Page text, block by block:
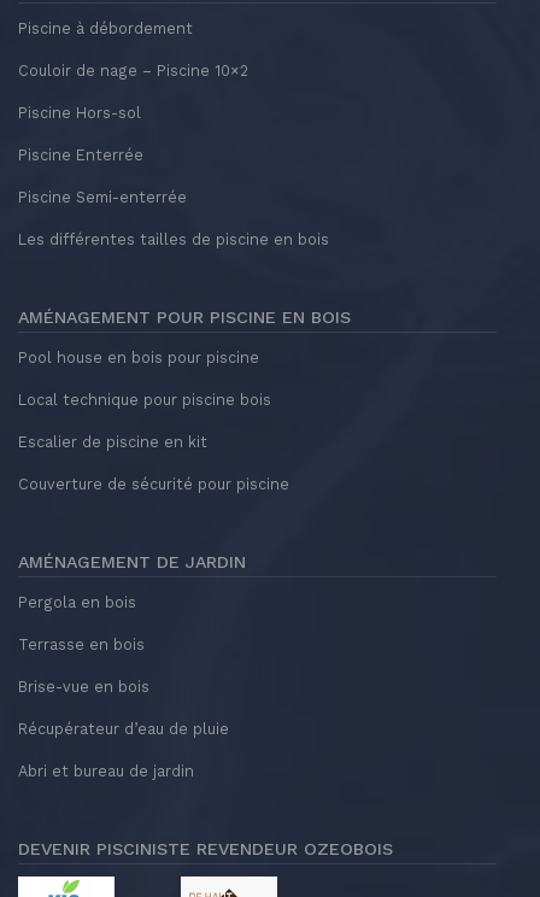
Piscine à débordement
Couloir de nage – Piscine 10×2
Piscine Hors-sol
Piscine Enterrée
Piscine Semi-enterrée
Les différentes tailles de piscine en bois
AMÉNAGEMENT POUR PISCINE EN BOIS
Pool house en bois pour piscine
Local technique pour piscine bois
Escalier de piscine en kit
Couverture de sécurité pour piscine
AMÉNAGEMENT DE JARDIN
Pergola en bois
Terrasse en bois
Brise-vue en bois
Récupérateur d’eau de pluie
Abri et bureau de jardin
DEVENIR PISCINISTE REVENDEUR OZEOBOIS